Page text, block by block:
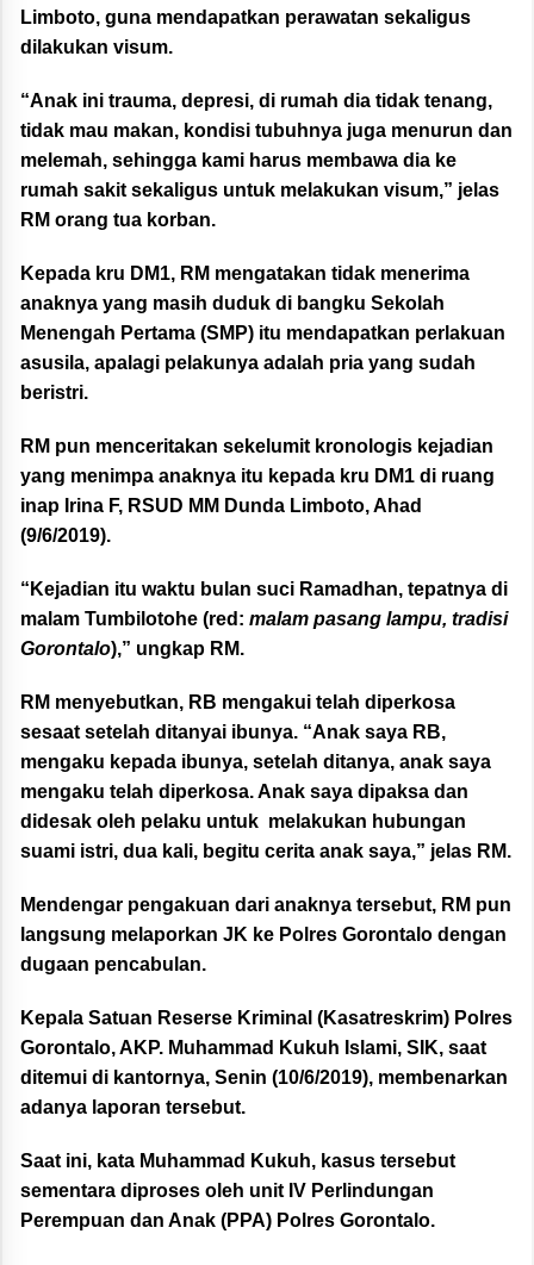
Limboto, guna mendapatkan perawatan sekaligus
dilakukan visum.
“Anak ini trauma, depresi, di rumah dia tidak tenang,
tidak mau makan, kondisi tubuhnya juga menurun dan
melemah, sehingga kami harus membawa dia ke
rumah sakit sekaligus untuk melakukan visum,” jelas
RM orang tua korban.
Kepada kru DM1, RM mengatakan tidak menerima
anaknya yang masih duduk di bangku Sekolah
Menengah Pertama (SMP) itu mendapatkan perlakuan
asusila, apalagi pelakunya adalah pria yang sudah
beristri.
RM pun menceritakan sekelumit kronologis kejadian
yang menimpa anaknya itu kepada kru DM1 di ruang
inap Irina F, RSUD MM Dunda Limboto, Ahad
(9/6/2019).
“Kejadian itu waktu bulan suci Ramadhan, tepatnya di
malam Tumbilotohe (red: malam pasang lampu, tradisi
Gorontalo),” ungkap RM.
RM menyebutkan, RB mengakui telah diperkosa
sesaat setelah ditanyai ibunya. “Anak saya RB,
mengaku kepada ibunya, setelah ditanya, anak saya
mengaku telah diperkosa. Anak saya dipaksa dan
didesak oleh pelaku untuk melakukan hubungan
suami istri, dua kali, begitu cerita anak saya,” jelas RM.
Mendengar pengakuan dari anaknya tersebut, RM pun
langsung melaporkan JK ke Polres Gorontalo dengan
dugaan pencabulan.
Kepala Satuan Reserse Kriminal (Kasatreskrim) Polres
Gorontalo, AKP. Muhammad Kukuh Islami, SIK, saat
ditemui di kantornya, Senin (10/6/2019), membenarkan
adanya laporan tersebut.
Saat ini, kata Muhammad Kukuh, kasus tersebut
sementara diproses oleh unit IV Perlindungan
Perempuan dan Anak (PPA) Polres Gorontalo.